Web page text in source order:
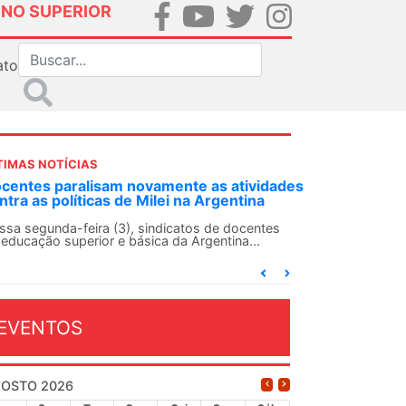
SUPERIOR
NOTÍCIAS
ANDES-SN convoca docentes para Dia de
Solidariedade Internacionalista com Cuba em
13 de agosto
O ANDES-SN conclama suas seções sindicais e o
2026